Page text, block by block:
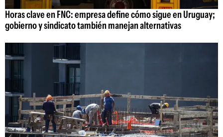
Horas clave en FNC: empresa define cómo sigue en Uruguay;
gobierno y sindicato también manejan alternativas